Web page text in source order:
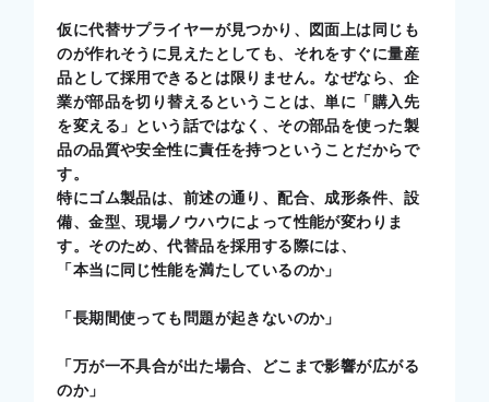
仮に代替サプライヤーが見つかり、図面上は同じも
のが作れそうに見えたとしても、それをすぐに量産
品として採用できるとは限りません。なぜなら、企
業が部品を切り替えるということは、単に「購入先
を変える」という話ではなく、その部品を使った製
品の品質や安全性に責任を持つということだからで
す。
特にゴム製品は、前述の通り、配合、成形条件、設
備、金型、現場ノウハウによって性能が変わりま
す。そのため、代替品を採用する際には、
「本当に同じ性能を満たしているのか」
「長期間使っても問題が起きないのか」
「万が一不具合が出た場合、どこまで影響が広がる
のか」